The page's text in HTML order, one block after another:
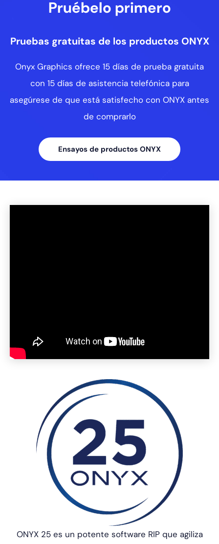
Pruébelo primero
Pruebas gratuitas de los productos ONYX
Onyx Graphics ofrece 15 días de prueba gratuita
con 15 días de asistencia telefónica para
asegúrese de que está satisfecho con ONYX antes
de comprarlo
Ensayos de productos ONYX
ONYX 25 es un potente software RIP que agiliza